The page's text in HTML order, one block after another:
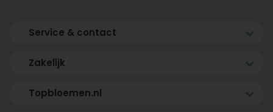
Service & contact
Zakelijk
Topbloemen.nl